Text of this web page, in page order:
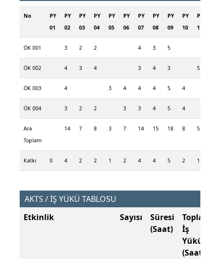
No
PY
01
PY
02
PY
03
PY
04
PY
05
PY
06
PY
07
PY
08
PY
09
PY
10
PY
11
ÖK 001 3 2 2 4 3 5
ÖK 002 4 3 4 3 4 3 5
ÖK 003 4 3 4 4 4 5 4
ÖK 004 3 2 2 3 3 4 5 4
Ara
Toplam
14 7 8 3 7 14 15 18 8 5
Katkı 0 4 2 2 1 2 4 4 5 2 1
AKTS / İŞ YÜKÜ TABLOSU
Etkinlik
Sayısı
Süresi
(Saat)
Toplam
İş
Yükü
(Saat)